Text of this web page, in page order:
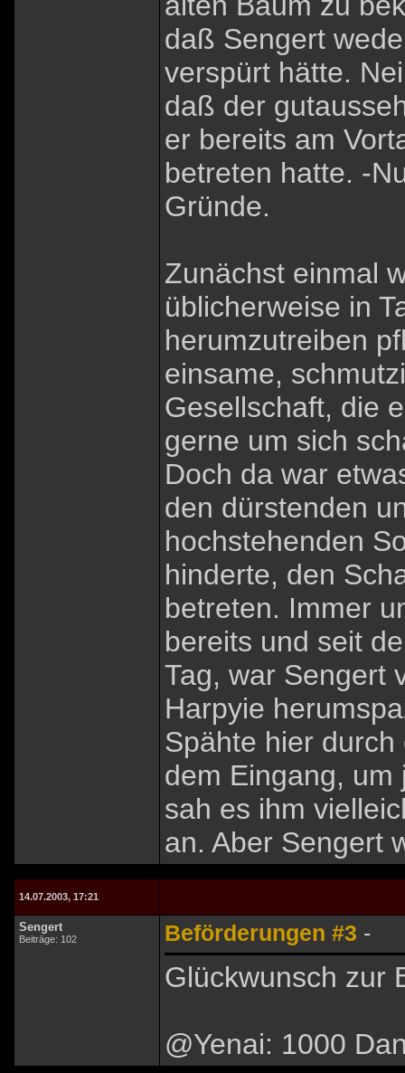
daß Sengert
verspürt hätte.
daß der
er bereits am
betreten hatte. -
Gründe.
Zunächst einmal
üblicherweise in
herumzutreiben
einsame,
Gesellschaft, die
gerne um sich
Doch da war
den dürstenden
hochstehenden
hinderte, den
betreten. Immer
bereits und seit
Tag, war Sengert
Harpyie
Spähte hier
dem Eingang,
sah es ihm
an. Aber Sengert
14.07.2003, 17:21
Sengert
Beiträge: 102 Beförderungen #3 -
Glückwunsch zur
@Yenai: 1000